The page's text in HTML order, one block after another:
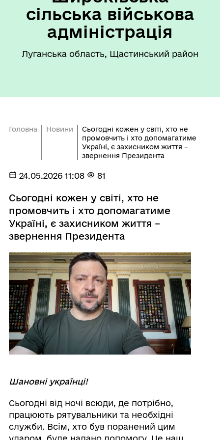
сільська військова
адміністрація
Луганська область, Щастинський район
Головна Новини
Сьогодні кожен у світі, хто не
промовчить і хто допомагатиме
Україні, є захисником життя –
звернення Президента
24.05.2026 11:08 81
Сьогодні кожен у світі, хто не
промовчить і хто допомагатиме
Україні, є захисником життя –
звернення Президента
Шановні українці!
Сьогодні від ночі всюди, де потрібно,
працюють рятувальники та необхідні
служби. Всім, хто був поранений цим